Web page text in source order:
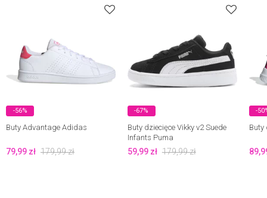
-56%
Buty Advantage Adidas
79,99 zł 179,99zł
-67%
Buty dziecięce Vikky v2 Suede
Infants Puma
59,99zł 179,99zł
-
Buty